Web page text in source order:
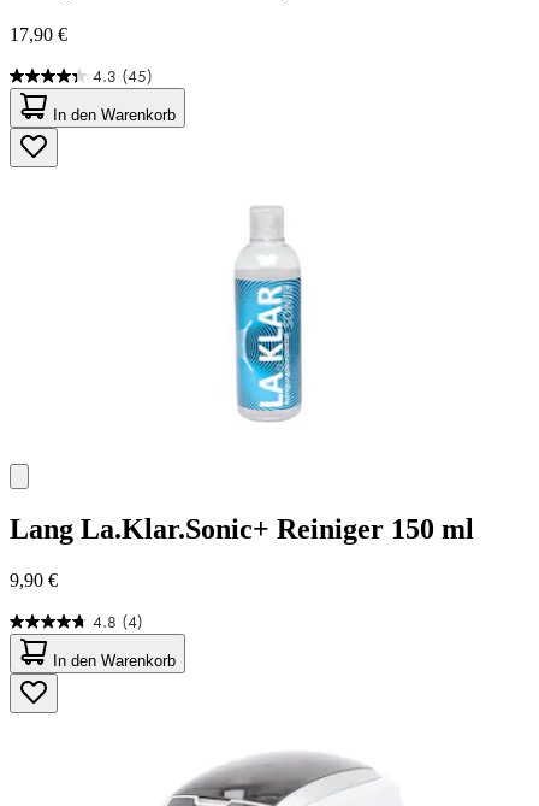
17,90 €
4.3 (45)
4.3
von
5
Sternen.
45
In den Warenkorb
Lang La.Klar.Sonic+ Reiniger 150 ml
9,90 €
4.8 (4)
4.8
von
5
Sternen.
4
In den Warenkorb